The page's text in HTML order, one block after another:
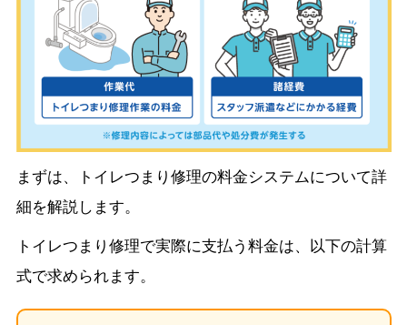
まずは、トイレつまり修理の料金システムについて詳
細を解説します。
トイレつまり修理で実際に支払う料金は、以下の計算
式で求められます。